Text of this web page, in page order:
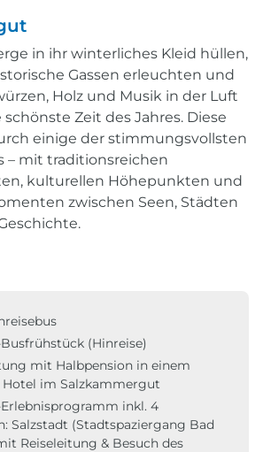
in ihr winterliches Kleid hüllen,
Gassen erleuchten und
Holz und Musik in der Luft
Zeit des Jahres. Diese
einige der stimmungsvollsten
– mit traditionsreichen
kulturellen Höhepunkten und
zwischen Seen, Städten
(Hinreise)
mit Halbpension in einem
im Salzkammergut
inkl. 4
Salzstadt (Stadtspaziergang Bad
Reiseleitung & Besuch des